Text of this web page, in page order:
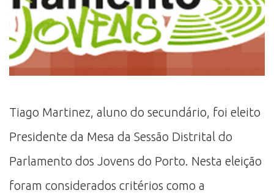
Tiago Martinez, aluno do secundário, foi eleito
Presidente da Mesa da Sessão Distrital do
Parlamento dos Jovens do Porto. Nesta eleição
foram considerados critérios como a